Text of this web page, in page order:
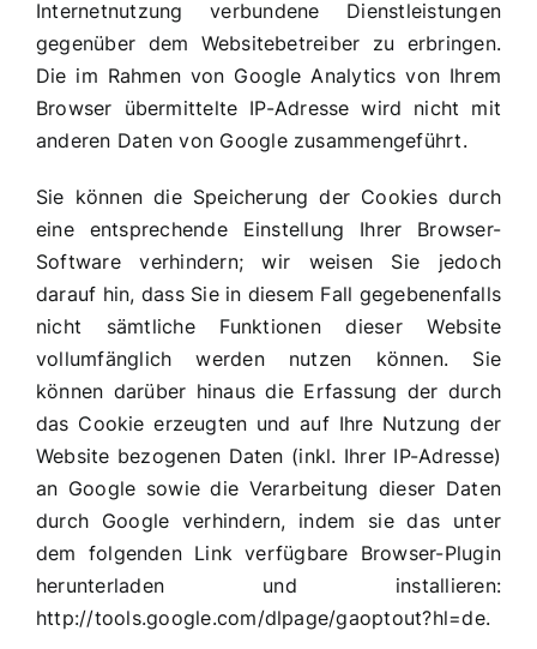
Internetnutzung verbundene Dienstleistungen
gegenüber dem Websitebetreiber zu erbringen.
Die im Rahmen von Google Analytics von Ihrem
Browser übermittelte IP-Adresse wird nicht mit
anderen Daten von Google zusammengeführt.
Sie können die Speicherung der Cookies durch
eine entsprechende Einstellung Ihrer Browser-
Software verhindern; wir weisen Sie jedoch
darauf hin, dass Sie in diesem Fall gegebenenfalls
nicht sämtliche Funktionen dieser Website
vollumfänglich werden nutzen können. Sie
können darüber hinaus die Erfassung der durch
das Cookie erzeugten und auf Ihre Nutzung der
Website bezogenen Daten (inkl. Ihrer IP-Adresse)
an Google sowie die Verarbeitung dieser Daten
durch Google verhindern, indem sie das unter
dem folgenden Link verfügbare Browser-Plugin
herunterladen und installieren:
http://tools.google.com/dlpage/gaoptout?hl=de.